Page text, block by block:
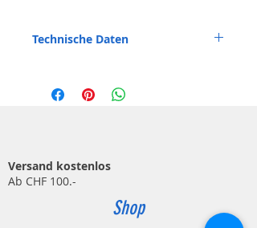
Technische Daten
USB-C: 5V 3A, 9V 2A, 12V 1.5A
Versand kostenlos
Ab CHF 100.-
Shop